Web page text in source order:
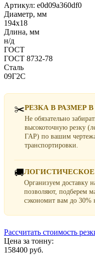
Артикул: e0d09a360df0
Диаметр, мм
194х18
Длина, мм
н/д
ГОСТ
ГОСТ 8732-78
Сталь
09Г2С
✂️РЕЗКА В РАЗМЕР
Не обязательно
высокоточную резку
ГАР) по вашим
транспортировки.
🚚
Организуем доставку
позволяют, подберем
сэкономит вам до 30%
Рассчитать стоимость
Цена за тонну:
158400 руб.